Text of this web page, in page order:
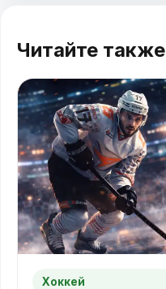
Читайте также
Хоккей